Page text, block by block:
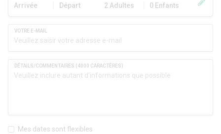
Arrivée Départ 2 Adultes 0 Enfants
Mes dates sont flexibles